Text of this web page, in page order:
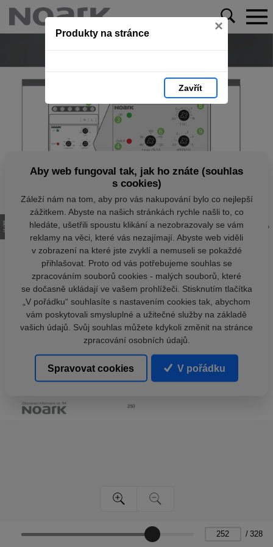
Produkty na stránce ×
Zavřít
/ 328
Aby web fungoval tak, jak ho znáte (souhlas
s cookies)
Záleží nám na tom, aby pro vás nakupování bylo co nejlepší
zážitkem. Abyste na našich stránkách rychle našli to, co
hledáte, ušetřili spoustu klikání a nezobrazovaly se vám
reklamy na věci, které vás nezajímají. Abyste web viděli
v zobrazení na které jste zvyklí a nemuseli se pokaždé
přihlašovat. Proto od vás potřebujeme souhlas se
zpracováním souborů cookies - malých souborů, které
se dočasně ukládají ve vašem prohlížeči. Stisknutím tlačítka
„V pořádku“ souhlasíte s nastavením cookies tak, abychom
vám poskytovali smysluplné a užitečné služby na základě
vašich údajů. Svůj souhlas můžete kdykoli změnit na stránce
zpracování osobních údajů.
Spravovat cookies V pořádku